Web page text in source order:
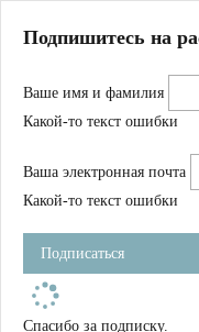
Магазин
Журнал
Школа
Устав
Фильмы
Имена
Тэги
Подпишитесь на
Ваше имя и фамилия
Какой-то текст ошибки
Ваша электронная почта
Какой-то текст ошибки
Подписаться
Спасибо за подписку.